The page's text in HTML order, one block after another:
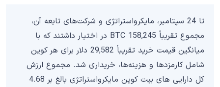
تا 24 سپتامبر، مایکرواستراتژی و شرکت‌های تابعه آن،
مجموع تقریباً 158,245 BTC در اختیار داشتند که با
میانگین قیمت خرید تقریباً 29,582 دلار برای هر کوین
شامل کارمزدها و هزینه‌ها، خریداری شد. مجموع ارزش
کل دارایی های بیت کوین مایکرواستراتژی بالغ بر 4.68